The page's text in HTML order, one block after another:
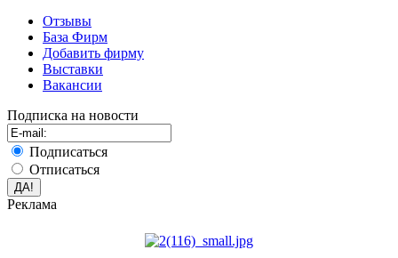
Отзывы
База Фирм
Добавить фирму
Выставки
Вакансии
Подписка на новости
Подписаться
Отписаться
Реклама